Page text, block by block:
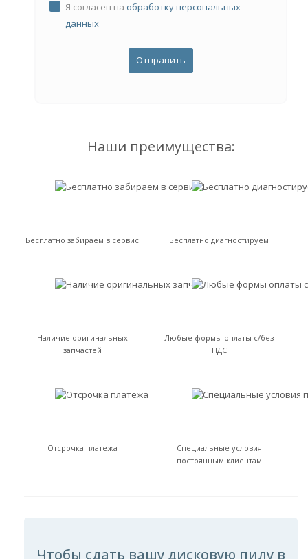
Я согласен на обработку персональных
данных
Наши преимущества:
Бесплатно забираем в сервис Бесплатно диагностируем
Наличие оригинальных
запчастей
Любые формы оплаты с/без
НДС
Отсрочка платежа
Специальные условия
постоянным клиентам
Чтобы сдать вашу дисковую пилу в